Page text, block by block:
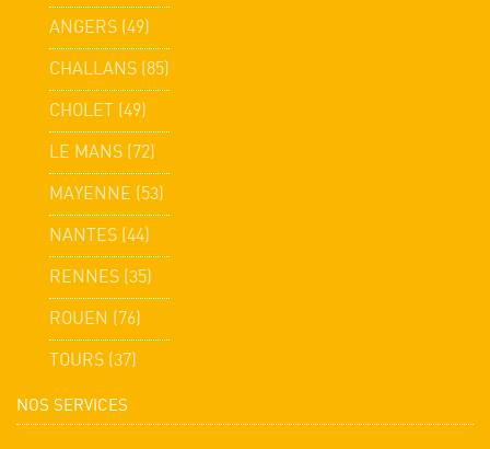
ANGERS (49)
CHALLANS (85)
CHOLET (49)
LE MANS (72)
MAYENNE (53)
NANTES (44)
RENNES (35)
ROUEN (76)
TOURS (37)
NOS SERVICES